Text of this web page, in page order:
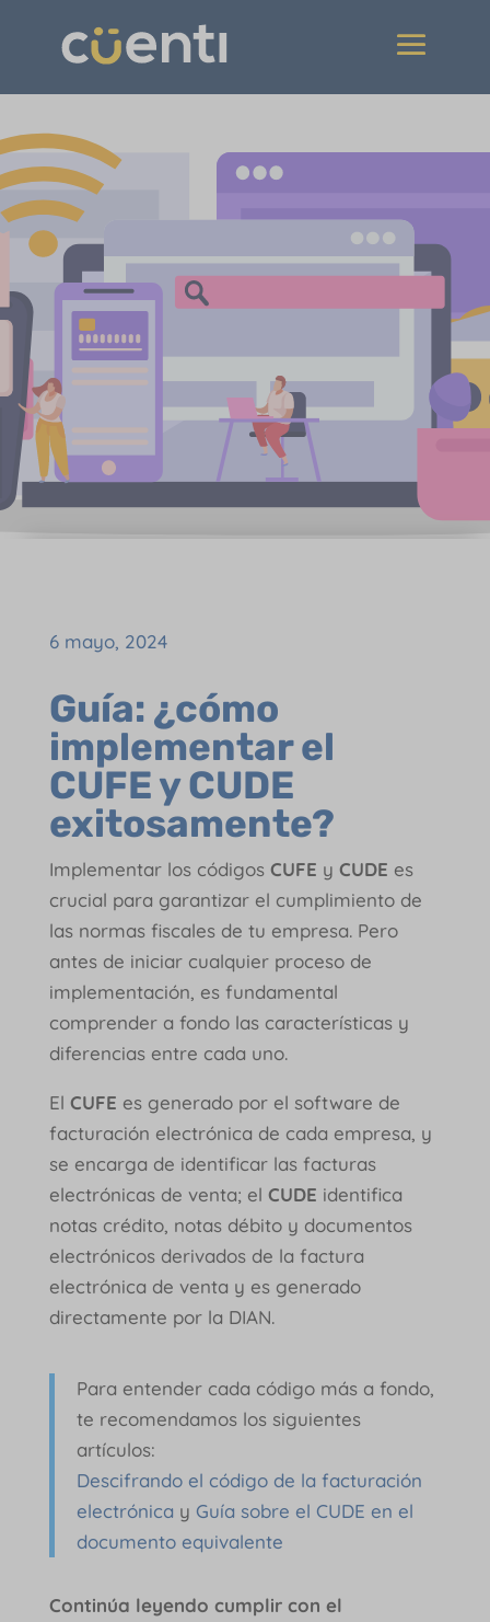
6 mayo, 2024
Guía: ¿cómo
implementar el
CUFE y CUDE
exitosamente?
Implementar los códigos CUFE y CUDE es
crucial para garantizar el cumplimiento de
las normas fiscales de tu empresa. Pero
antes de iniciar cualquier proceso de
implementación, es fundamental
comprender a fondo las características y
diferencias entre cada uno.
El CUFE es generado por el software de
facturación electrónica de cada empresa, y
se encarga de identificar las facturas
electrónicas de venta; el CUDE identifica
notas crédito, notas débito y documentos
electrónicos derivados de la factura
electrónica de venta y es generado
directamente por la DIAN.
Para entender cada código más a fondo,
te recomendamos los siguientes
artículos:
Descifrando el código de la facturación
electrónica y Guía sobre el CUDE en el
documento equivalente
Continúa leyendo cumplir con el